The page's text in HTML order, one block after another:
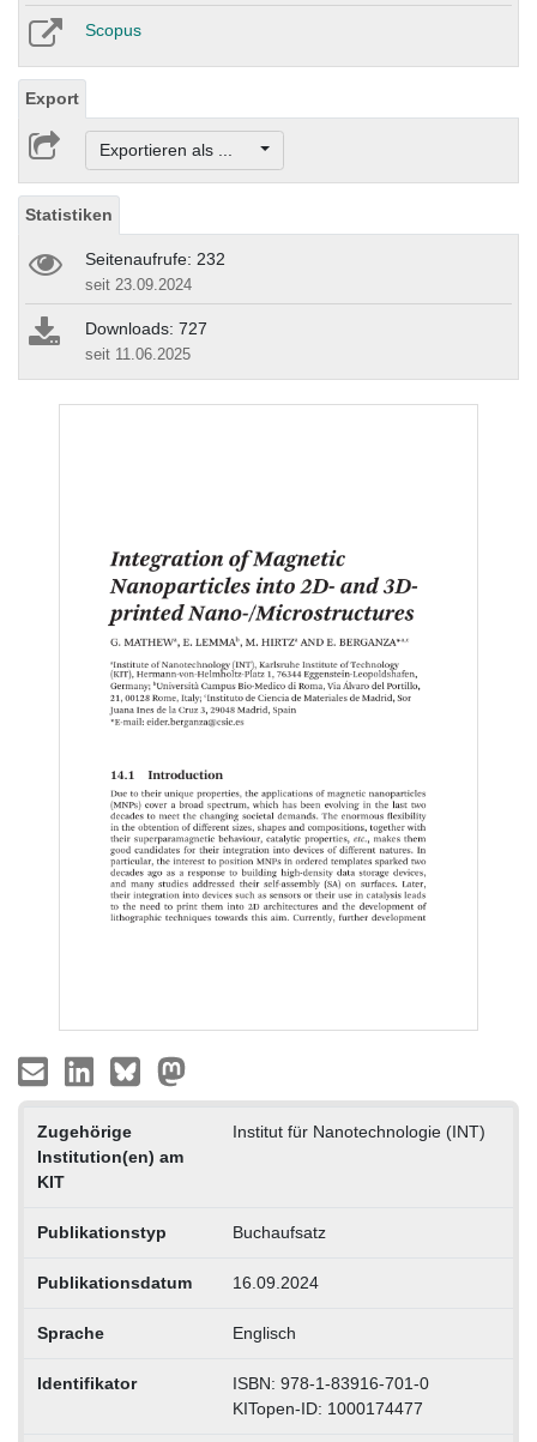
Scopus
Export
Exportieren als ...
Statistiken
Seitenaufrufe: 232
seit 23.09.2024
Downloads: 727
seit 11.06.2025
Zugehörige
Institution(en) am
KIT
Institut für Nanotechnologie (INT)
Publikationstyp Buchaufsatz
Publikationsdatum 16.09.2024
Sprache Englisch
Identifikator
ISBN: 978-1-83916-701-0
KITopen-ID: 1000174477